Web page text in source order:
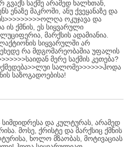
გვაქს საქმე არამედ ხალხთან,
ენაზე მაკროში, ანუ ქვეყანაზე და
ოკუჯავა და
ქმნის, ეს სიყვარული
მარქსის ადამიანია.
სიყვარულში არ
რა მდგომარეობაშია უფალის
მერე საქმის კეთება?
სალომე>>>>>>ჰოდა
საზოგადოებისა!
და კულტურას, არამედ
მოსე, ქრისტე და მარქსიც ქმნის
ხოლო მზაობას, მოტივაციას